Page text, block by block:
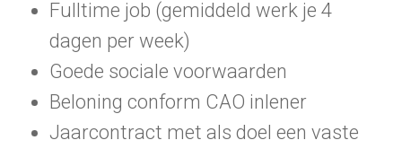
Fulltime job (gemiddeld werk je 4
dagen per week)
Goede sociale voorwaarden
Beloning conform CAO inlener
Jaarcontract met als doel een vaste